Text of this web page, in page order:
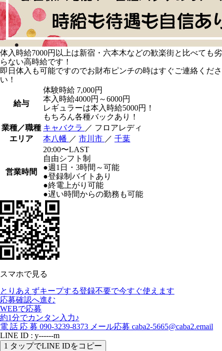
体入時給7000円以上は新宿・六本木などの歓楽街と比べても劣
らない高時給です！
即日体入も可能ですのでお財布ピンチの時はすぐご連絡くださ
い！
給与
体験時給 7,000円
本入時給4000円～6000円
レギュラーは本入時給5000円！
もちろん各種バックあり！
業種／職種 キャバクラ ／ フロアレディ
エリア
本八幡 ／ 市川市 ／ 千葉
営業時間
20:00〜LAST
自由シフト制
●週1日・3時間～可能
●登録制バイトあり
●終電上がり可能
●遅い時間からの勤務も可能
スマホで見る
とりあえずキープする登録不要で今すぐ使えます
応募確認へ進む
WEBで応募
約1分でカンタン入力♪
電 話 応 募 090-3239-8373 メール応募 caba2-5665@caba2.email
LINE ID : y------m
1 タップでLINE IDをコピー